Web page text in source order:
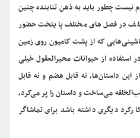
نیست چطور باید به ذهن تنابنده چنین
در فصل‌های مختلف پایتخت حضور
که از پشت کامیون روی زمین
از حیوانات محیر‌العقول خیلی
داستان‌ها، نه قابل هضم و نه قابل
می‌ساخت و داستان را پر می‌کرد،
دیگری داشته باشد برای تماشاگر